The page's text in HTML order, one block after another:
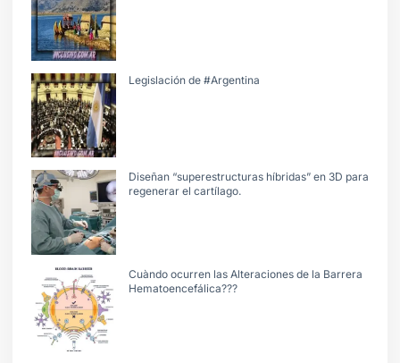
Legislación de #Argentina
Diseñan “superestructuras híbridas” en 3D para
regenerar el cartílago.
Cuàndo ocurren las Alteraciones de la Barrera
Hematoencefálica???